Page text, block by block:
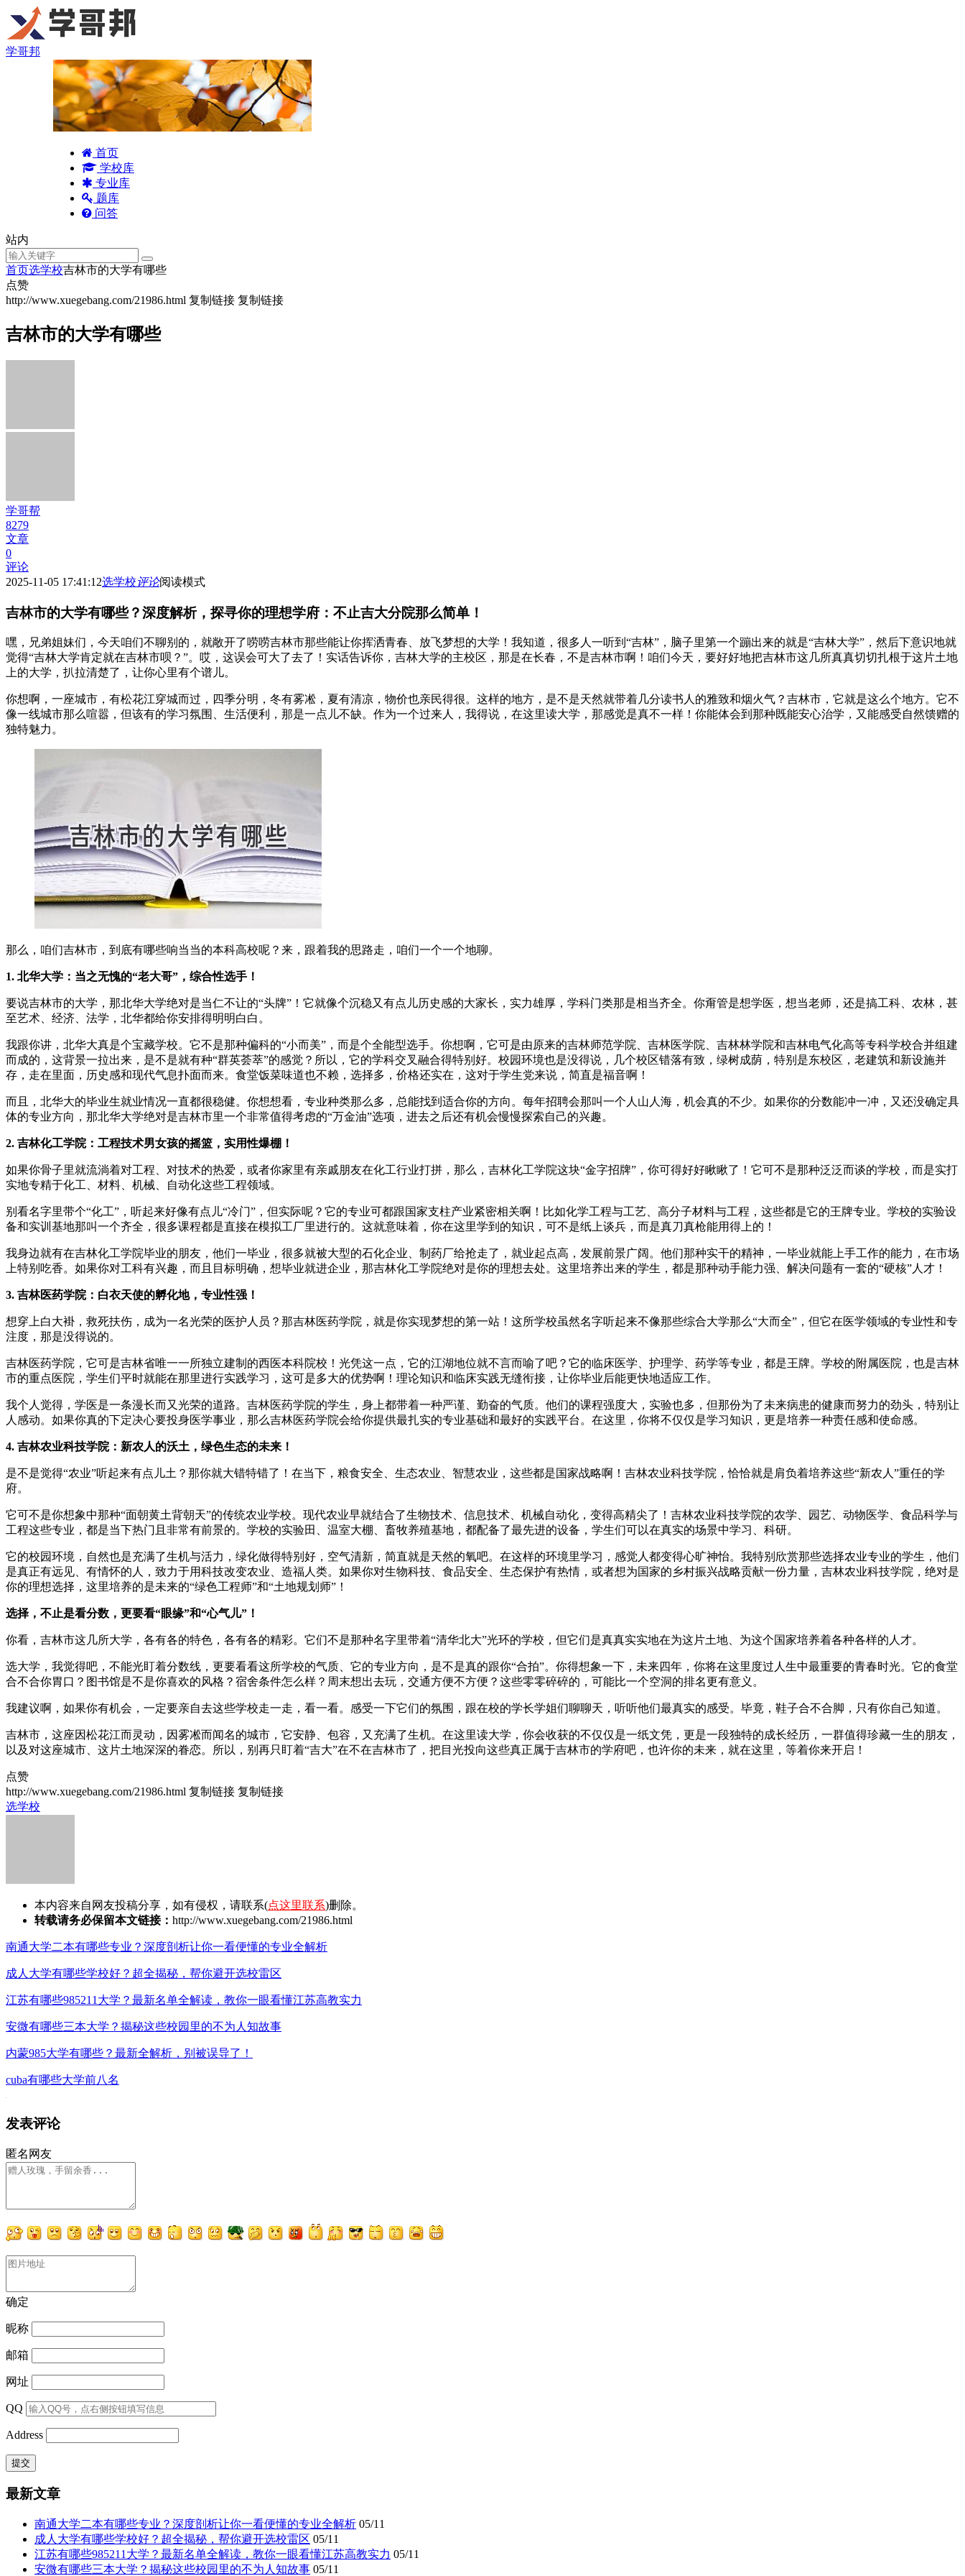
学哥邦
首页
学校库
专业库
题库
问答
站内
首页选学校吉林市的大学有哪些
点赞
http://www.xuegebang.com/21986.html 复制链接 复制链接
吉林市的大学有哪些
学哥帮
8279
文章
0
评论
2025-11-05 17:41:12选学校评论阅读模式
吉林市的大学有哪些？深度解析，探寻你的理想学府：不止吉大分院那么简单！
嘿，兄弟姐妹们，今天咱们不聊别的，就敞开了唠唠吉林市那些能让你挥洒青春、放飞梦想的大学！我知道，很多人一听到“吉林”，脑子里第一个蹦出来的就是“吉林大学”，然后下意识地就
觉得“吉林大学肯定就在吉林市呗？”。哎，这误会可大了去了！实话告诉你，吉林大学的主校区，那是在长春，不是吉林市啊！咱们今天，要好好地把吉林市这几所真真切切扎根于这片土地
上的大学，扒拉清楚了，让你心里有个谱儿。
你想啊，一座城市，有松花江穿城而过，四季分明，冬有雾凇，夏有清凉，物价也亲民得很。这样的地方，是不是天然就带着几分读书人的雅致和烟火气？吉林市，它就是这么个地方。它不
像一线城市那么喧嚣，但该有的学习氛围、生活便利，那是一点儿不缺。作为一个过来人，我得说，在这里读大学，那感觉是真不一样！你能体会到那种既能安心治学，又能感受自然馈赠的
独特魅力。
那么，咱们吉林市，到底有哪些响当当的本科高校呢？来，跟着我的思路走，咱们一个一个地聊。
1. 北华大学：当之无愧的“老大哥”，综合性选手！
要说吉林市的大学，那北华大学绝对是当仁不让的“头牌”！它就像个沉稳又有点儿历史感的大家长，实力雄厚，学科门类那是相当齐全。你甭管是想学医，想当老师，还是搞工科、农林，甚
至艺术、经济、法学，北华都给你安排得明明白白。
我跟你讲，北华大真是个宝藏学校。它不是那种偏科的“小而美”，而是个全能型选手。你想啊，它可是由原来的吉林师范学院、吉林医学院、吉林林学院和吉林电气化高等专科学校合并组建
而成的，这背景一拉出来，是不是就有种“群英荟萃”的感觉？所以，它的学科交叉融合得特别好。校园环境也是没得说，几个校区错落有致，绿树成荫，特别是东校区，老建筑和新设施并
存，走在里面，历史感和现代气息扑面而来。食堂饭菜味道也不赖，选择多，价格还实在，这对于学生党来说，简直是福音啊！
而且，北华大的毕业生就业情况一直都很稳健。你想想看，专业种类那么多，总能找到适合你的方向。每年招聘会那叫一个人山人海，机会真的不少。如果你的分数能冲一冲，又还没确定具
体的专业方向，那北华大学绝对是吉林市里一个非常值得考虑的“万金油”选项，进去之后还有机会慢慢探索自己的兴趣。
2. 吉林化工学院：工程技术男女孩的摇篮，实用性爆棚！
如果你骨子里就流淌着对工程、对技术的热爱，或者你家里有亲戚朋友在化工行业打拼，那么，吉林化工学院这块“金字招牌”，你可得好好瞅瞅了！它可不是那种泛泛而谈的学校，而是实打
实地专精于化工、材料、机械、自动化这些工程领域。
别看名字里带个“化工”，听起来好像有点儿“冷门”，但实际呢？它的专业可都跟国家支柱产业紧密相关啊！比如化学工程与工艺、高分子材料与工程，这些都是它的王牌专业。学校的实验设
备和实训基地那叫一个齐全，很多课程都是直接在模拟工厂里进行的。这就意味着，你在这里学到的知识，可不是纸上谈兵，而是真刀真枪能用得上的！
我身边就有在吉林化工学院毕业的朋友，他们一毕业，很多就被大型的石化企业、制药厂给抢走了，就业起点高，发展前景广阔。他们那种实干的精神，一毕业就能上手工作的能力，在市场
上特别吃香。如果你对工科有兴趣，而且目标明确，想毕业就进企业，那吉林化工学院绝对是你的理想去处。这里培养出来的学生，都是那种动手能力强、解决问题有一套的“硬核”人才！
3. 吉林医药学院：白衣天使的孵化地，专业性强！
想穿上白大褂，救死扶伤，成为一名光荣的医护人员？那吉林医药学院，就是你实现梦想的第一站！这所学校虽然名字听起来不像那些综合大学那么“大而全”，但它在医学领域的专业性和专
注度，那是没得说的。
吉林医药学院，它可是吉林省唯一一所独立建制的西医本科院校！光凭这一点，它的江湖地位就不言而喻了吧？它的临床医学、护理学、药学等专业，都是王牌。学校的附属医院，也是吉林
市的重点医院，学生们平时就能在那里进行实践学习，这可是多大的优势啊！理论知识和临床实践无缝衔接，让你毕业后能更快地适应工作。
我个人觉得，学医是一条漫长而又光荣的道路。吉林医药学院的学生，身上都带着一种严谨、勤奋的气质。他们的课程强度大，实验也多，但那份为了未来病患的健康而努力的劲头，特别让
人感动。如果你真的下定决心要投身医学事业，那么吉林医药学院会给你提供最扎实的专业基础和最好的实践平台。在这里，你将不仅仅是学习知识，更是培养一种责任感和使命感。
4. 吉林农业科技学院：新农人的沃土，绿色生态的未来！
是不是觉得“农业”听起来有点儿土？那你就大错特错了！在当下，粮食安全、生态农业、智慧农业，这些都是国家战略啊！吉林农业科技学院，恰恰就是肩负着培养这些“新农人”重任的学
府。
它可不是你想象中那种“面朝黄土背朝天”的传统农业学校。现代农业早就结合了生物技术、信息技术、机械自动化，变得高精尖了！吉林农业科技学院的农学、园艺、动物医学、食品科学与
工程这些专业，都是当下热门且非常有前景的。学校的实验田、温室大棚、畜牧养殖基地，都配备了最先进的设备，学生们可以在真实的场景中学习、科研。
它的校园环境，自然也是充满了生机与活力，绿化做得特别好，空气清新，简直就是天然的氧吧。在这样的环境里学习，感觉人都变得心旷神怡。我特别欣赏那些选择农业专业的学生，他们
是真正有远见、有情怀的人，致力于用科技改变农业、造福人类。如果你对生物科技、食品安全、生态保护有热情，或者想为国家的乡村振兴战略贡献一份力量，吉林农业科技学院，绝对是
你的理想选择，这里培养的是未来的“绿色工程师”和“土地规划师”！
选择，不止是看分数，更要看“眼缘”和“心气儿”！
你看，吉林市这几所大学，各有各的特色，各有各的精彩。它们不是那种名字里带着“清华北大”光环的学校，但它们是真真实实地在为这片土地、为这个国家培养着各种各样的人才。
选大学，我觉得吧，不能光盯着分数线，更要看看这所学校的气质、它的专业方向，是不是真的跟你“合拍”。你得想象一下，未来四年，你将在这里度过人生中最重要的青春时光。它的食堂
合不合你胃口？图书馆是不是你喜欢的风格？宿舍条件怎么样？周末想出去玩，交通方便不方便？这些零零碎碎的，可能比一个空洞的排名更有意义。
我建议啊，如果你有机会，一定要亲自去这些学校走一走，看一看。感受一下它们的氛围，跟在校的学长学姐们聊聊天，听听他们最真实的感受。毕竟，鞋子合不合脚，只有你自己知道。
吉林市，这座因松花江而灵动，因雾凇而闻名的城市，它安静、包容，又充满了生机。在这里读大学，你会收获的不仅仅是一纸文凭，更是一段独特的成长经历，一群值得珍藏一生的朋友，
以及对这座城市、这片土地深深的眷恋。所以，别再只盯着“吉大”在不在吉林市了，把目光投向这些真正属于吉林市的学府吧，也许你的未来，就在这里，等着你来开启！
点赞
http://www.xuegebang.com/21986.html 复制链接 复制链接
选学校
本内容来自网友投稿分享，如有侵权，请联系(点这里联系)删除。
转载请务必保留本文链接： http://www.xuegebang.com/21986.html
南通大学二本有哪些专业？深度剖析让你一看便懂的专业全解析
成人大学有哪些学校好？超全揭秘，帮你避开选校雷区
江苏有哪些985211大学？最新名单全解读，教你一眼看懂江苏高教实力
安微有哪些三本大学？揭秘这些校园里的不为人知故事
内蒙985大学有哪些？最新全解析，别被误导了！
cuba有哪些大学前八名
发表评论
匿名网友
确定
昵称
邮箱
网址
QQ
Address
最新文章
南通大学二本有哪些专业？深度剖析让你一看便懂的专业全解析 05/11
成人大学有哪些学校好？超全揭秘，帮你避开选校雷区 05/11
江苏有哪些985211大学？最新名单全解读，教你一眼看懂江苏高教实力 05/11
安微有哪些三本大学？揭秘这些校园里的不为人知故事 05/11